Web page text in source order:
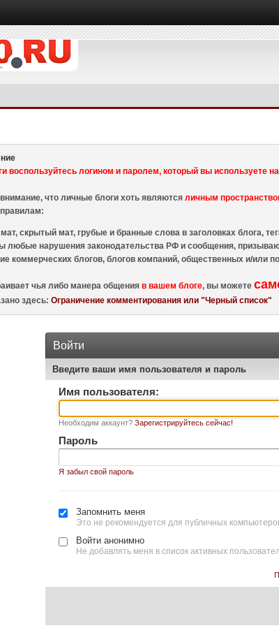
воспользуйтесь логином и паролем, который вы используете
что личные блоги хоть являютсяличным
скрытый мат, грубые и бранные слова в заголовках блога,
любые нарушения законодательства РФ и сообщения,
коммерческих блогов, блогов компаний, общественных и/или
чья либо манера общенияв вашем блоге, вы можете
здесь:Ограничение комментирования или "Черный список"
Войти
Введите ваши имя пользователя и пароль
Имя пользователя:
Необходим аккаунт? Зарегистрируйтесь сейчас!
Пароль
Я забыл свой пароль
Запомнить меня
Это не рекомендуется для публичных
Войти анонимно
Не добавлять меня в список активных